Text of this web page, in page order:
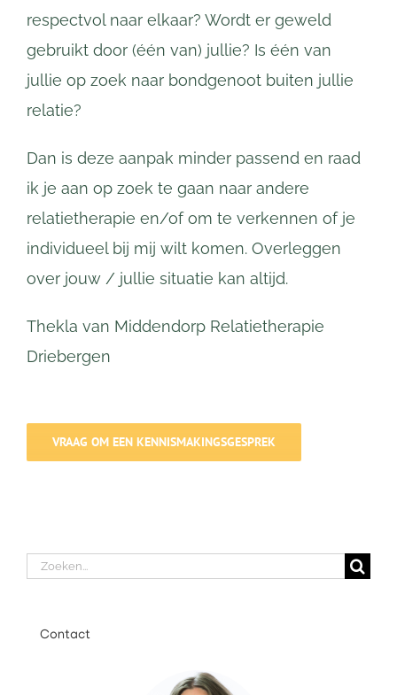
respectvol naar elkaar? Wordt er geweld
gebruikt door (één van) jullie? Is één van
jullie op zoek naar bondgenoot buiten jullie
relatie?
Dan is deze aanpak minder passend en raad
ik je aan op zoek te gaan naar andere
relatietherapie en/of om te verkennen of je
individueel bij mij wilt komen. Overleggen
over jouw / jullie situatie kan altijd.
Thekla van Middendorp Relatietherapie
Driebergen
VRAAG OM EEN KENNISMAKINGSGESPREK
Zoeken
Contact